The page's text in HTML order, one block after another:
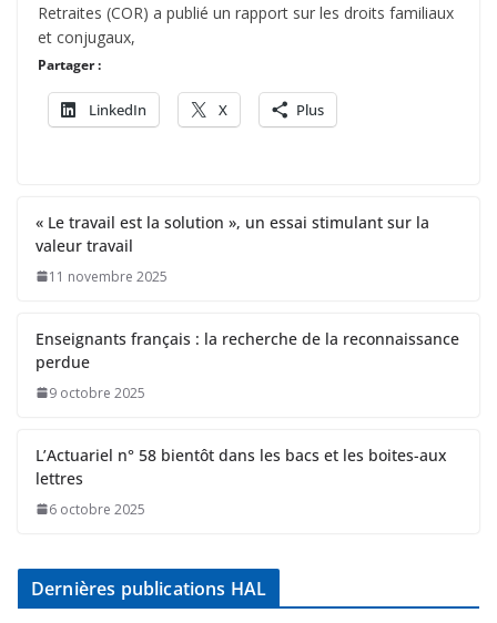
Retraites (COR) a publié un rapport sur les droits familiaux
et conjugaux,
Partager :
LinkedIn X Plus
« Le travail est la solution », un essai stimulant sur la
valeur travail
11 novembre 2025
Enseignants français : la recherche de la reconnaissance
perdue
9 octobre 2025
L’Actuariel n° 58 bientôt dans les bacs et les boites-aux
lettres
6 octobre 2025
Dernières publications HAL